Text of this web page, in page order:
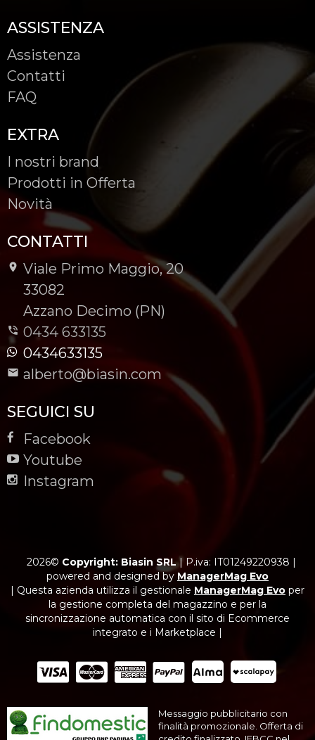
ASSISTENZA
Assistenza
Contatti
FAQ
EXTRA
I nostri brand
Prodotti in Offerta
Novità
CONTATTI
Viale Primo Maggio, 20
-
33082
-
Azzano Decimo (PN)
0434 633135
0434633135
alberto@biasin.com
SEGUICI SU
Facebook
Youtube
Instagram
2026© Copyright: Biasin SRL| P.iva: IT01249220938 |
powered and designed by ManagerMag Evo
| Questa azienda utilizza il gestionale ManagerMag Evo per
la gestione completa del magazzino e per la
sincronizzazione automatica con il sito di Ecommerce
integrato e i Marketplace |
Messaggio pubblicitario con
finalità promozionale. Offerta di